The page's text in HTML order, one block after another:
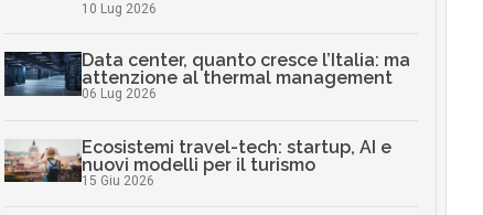
10 Lug 2026
Data center, quanto cresce l’Italia: ma
attenzione al thermal management
06 Lug 2026
Ecosistemi travel-tech: startup, AI e
nuovi modelli per il turismo
15 Giu 2026